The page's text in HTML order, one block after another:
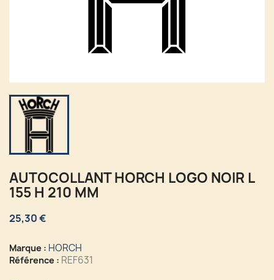
AUTOCOLLANT HORCH LOGO NOIR L
155 H 210 MM
25,30 €
Marque : HORCH
Référence : REF631